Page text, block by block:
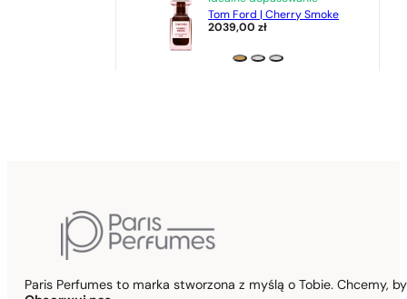
Tom Ford | Cherry Smoke
2039,00zł
Paris Perfumes to marka stworzona z myślą o Tobie. Chcemy,